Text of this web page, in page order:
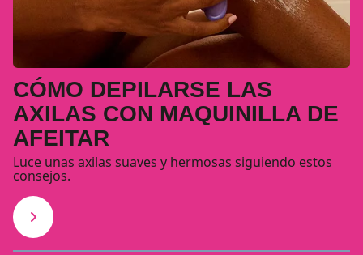
CÓMO DEPILARSE LAS
AXILAS CON MAQUINILLA DE
AFEITAR
Luce unas axilas suaves y hermosas siguiendo estos
consejos.